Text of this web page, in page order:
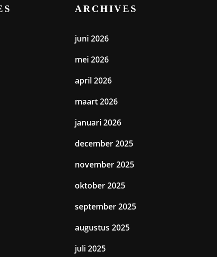
ARCHIVES
juni 2026
mei 2026
april 2026
maart 2026
januari 2026
december 2025
november 2025
oktober 2025
september 2025
augustus 2025
juli 2025